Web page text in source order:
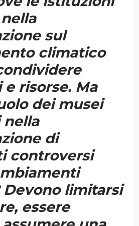
sul
climatico
risorse. Ma
dei musei
di
controversi
limitarsi
essere